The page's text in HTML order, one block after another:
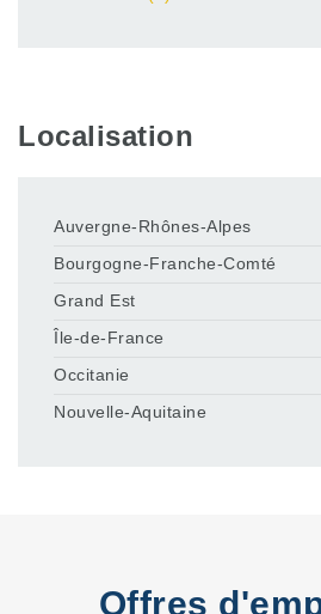
Localisation
Auvergne-Rhônes-Alpes
Bourgogne-Franche-Comté
Grand Est
Île-de-France
Occitanie
Nouvelle-Aquitaine
Offres